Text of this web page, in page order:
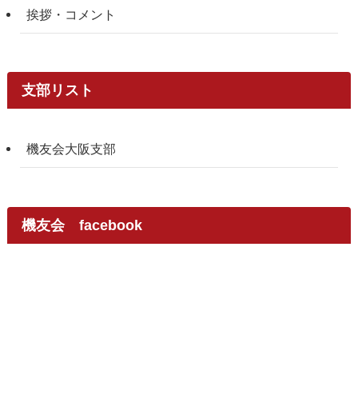
挨拶・コメント
支部リスト
機友会大阪支部
機友会 facebook